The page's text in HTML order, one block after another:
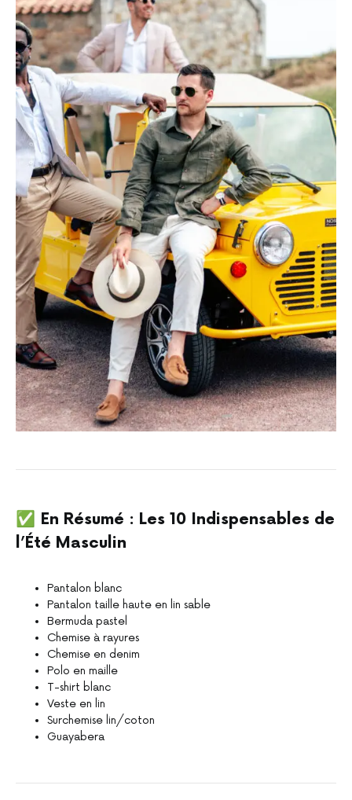
✅ En Résumé : Les 10 Indispensables de
l’Été Masculin
Pantalon blanc
Pantalon taille haute en lin sable
Bermuda pastel
Chemise à rayures
Chemise en denim
Polo en maille
T-shirt blanc
Veste en lin
Surchemise lin/coton
Guayabera